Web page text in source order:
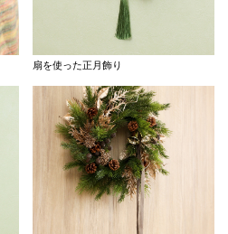
扇を使った正月飾り